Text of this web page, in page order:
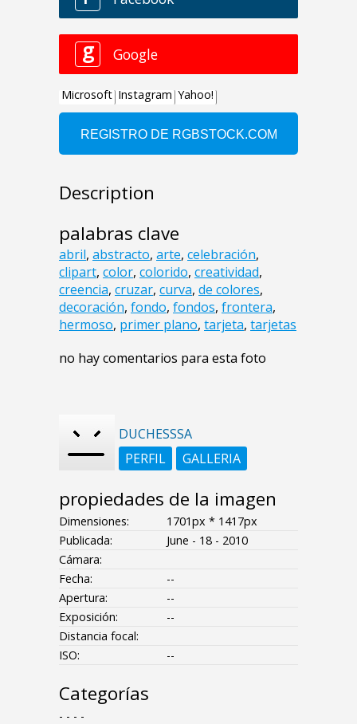
Description
palabras clave
abril, abstracto, arte, celebración,
clipart, color, colorido, creatividad,
creencia, cruzar, curva, de colores,
decoración, fondo, fondos, frontera,
hermoso, primer plano, tarjeta, tarjetas
no hay comentarios para esta foto
DUCHESSSA
PERFIL
GALLERIA
propiedades de la imagen
Dimensiones:
1701px * 1417px
Publicada:
June - 18 - 2010
Cámara:
Fecha:
--
Apertura:
--
Exposición:
--
Distancia focal:
ISO:
--
Categorías
- - - -